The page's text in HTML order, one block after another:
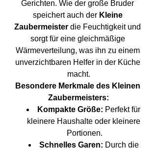
Gerichten. Wie der große Bruder
speichert auch der Kleine
Zaubermeister die Feuchtigkeit und
sorgt für eine gleichmäßige
Wärmeverteilung, was ihn zu einem
unverzichtbaren Helfer in der Küche
macht.
Besondere Merkmale des Kleinen
Zaubermeisters:
Kompakte Größe: Perfekt für
kleinere Haushalte oder kleinere
Portionen.
Schnelles Garen: Durch die